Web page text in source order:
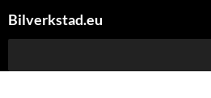
tillBilverkstad.eu